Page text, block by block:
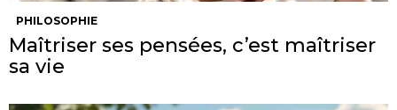
PHILOSOPHIE
Maîtriser ses pensées, c’est maîtriser
sa vie